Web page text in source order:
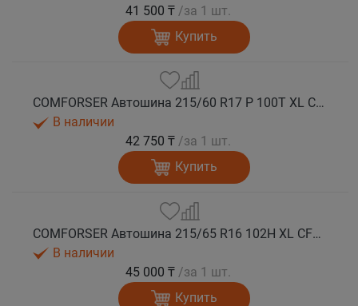
41 500 ₸ /за 1 шт.
Купить
COMFORSER Автошина 215/60 R17 P 100T XL CF1100 OWL лето
В наличии
42 750 ₸ /за 1 шт.
Купить
COMFORSER Автошина 215/65 R16 102H XL CF1100 RWL лето
В наличии
45 000 ₸ /за 1 шт.
Купить